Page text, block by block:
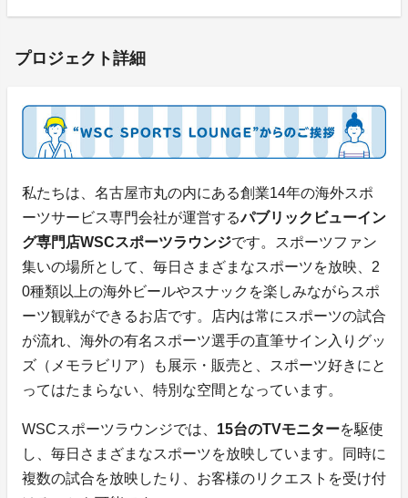
プロジェクト詳細
私たちは、名古屋市丸の内にある創業14年の海外スポ
ーツサービス専門会社が運営するパブリックビューイン
グ専門店WSCスポーツラウンジです。スポーツファン
集いの場所として、毎日さまざまなスポーツを放映、2
0種類以上の海外ビールやスナックを楽しみながらスポ
ーツ観戦ができるお店です。店内は常にスポーツの試合
が流れ、海外の有名スポーツ選手の直筆サイン入りグッ
ズ（メモラビリア）も展示・販売と、スポーツ好きにと
ってはたまらない、特別な空間となっています。
WSCスポーツラウンジでは、 15台のTVモニターを駆使
し、毎日さまざまなスポーツを放映しています。同時に
複数の試合を放映したり、お客様のリクエストを受け付